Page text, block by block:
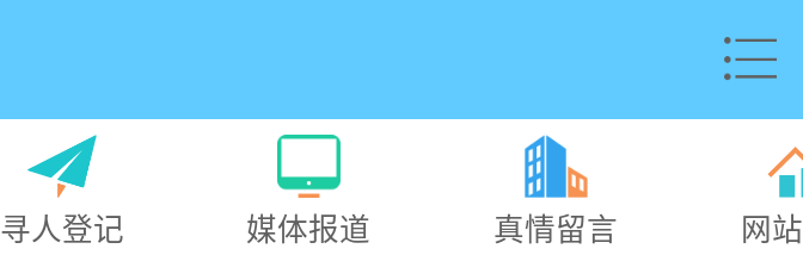
寻人登记 媒体报道 真情留言 网